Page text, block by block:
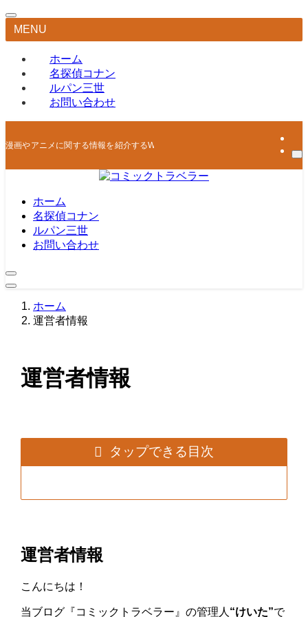
MENU
ホーム
名探偵コナン
ルパン三世
お問い合わせ
漫画やアニメに関する情報を紹介するWEBマガジン
ホーム
名探偵コナン
ルパン三世
お問い合わせ
ホーム
運営者情報
運営者情報
タップできる目次
運営者情報
こんにちは！
当ブログ『コミックトラベラー』の管理人 “けいた”で